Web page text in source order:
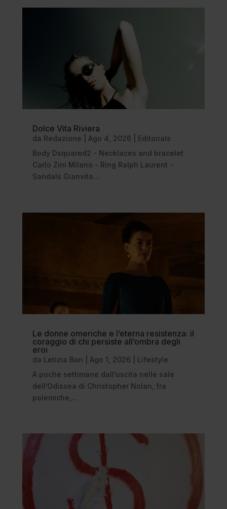
Dolce Vita Riviera
da Redazione Ago 4, 2026
Editorials
Body Dsquared2 - Necklaces and bracelet
Carlo Zini Milano - Ring Ralph Laurent -
Sandals Gianvito...
Le donne omeriche e l’eterna resistenza: il
coraggio di chi persiste all’ombra degli
eroi
da Letizia Bon Ago 1, 2026
Lifestyle
A poche settimane dall’uscita nelle sale
dell’Odissea di Christopher Nolan, fra
polemiche,...